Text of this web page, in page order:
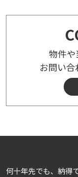
物件
お問い
何十年先でも、納得